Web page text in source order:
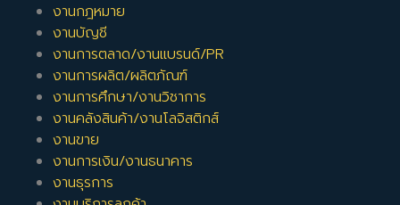
งานกฎหมาย
งานบัญชี
งานการตลาด/งานแบรนด์/PR
งานการผลิต/ผลิตภัณฑ์
งานการศึกษา/งานวิชาการ
งานคลังสินค้า/งานโลจิสติกส์
งานขาย
งานการเงิน/งานธนาคาร
งานธุรการ